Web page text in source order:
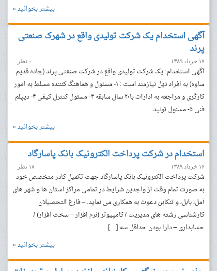
بیشتر بخوانید »
آگهی استخدام یک شرکت تولیدی واقع در شهرک صنعتی
پرند
۱۷ خرداد ۱۳۸۹ ۰ نظر
آگهی استخدام: یک شرکت تولیدی واقع در شرکت صنعتی پرند (جاده قدیم
ساوه) به افراد ذیل نیازمند است : ١- مسئول و هماهنگ کنننده مسلط به امور
کارگری و مراجعه به ادارات با۲۰ سال سابقه ٣- مسئول کنترل کیفی ۴- دیپلم
فنی ۵- مسئول تولید….
بیشتر بخوانید »
استخدام در شرکت پرداخت الکترونیک بانک پاسارگاد
۱۶ خرداد ۱۳۸۹ ۱۸ نظر
شرکت پرداخت الکترونیک بانک پاسارگاد جهت تکمیل کادر متخصص خود
به صورت تمام وقت از واجدین شرایط در تمامی مراکز استان ها و شهر های
آمل، بابل، و تنکابن دعوت به همکاری می نماید. – فارغ التحصیلان
کارشناسی رشته های مدیریت / کامپیوتر (نرم افزار – سخت افزار) /
حسابداری – دارا بودن حداقل سه […]
بیشتر بخوانید »